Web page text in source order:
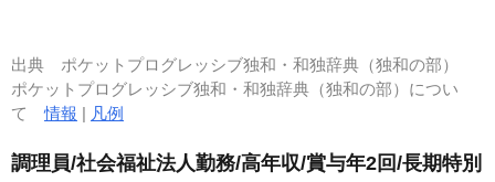
出典 ポケットプログレッシブ独和・和独辞典（独和の部）
ポケットプログレッシブ独和・和独辞典（独和の部）につい
て情報 | 凡例
調理員/社会福祉法人勤務/高年収/賞与年2回/長期特別